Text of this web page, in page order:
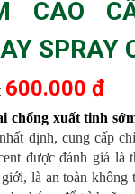
CAO
SPRAY
600.000 đ
chống xuất tinh
định, cung cấp
được đánh giá
là an toàn không